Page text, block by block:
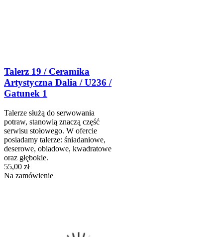
Talerz 19 / Ceramika
Artystyczna Dalia / U236 /
Gatunek 1
Talerze służą do serwowania
potraw, stanowią znaczą część
serwisu stołowego. W ofercie
posiadamy talerze: śniadaniowe,
deserowe, obiadowe, kwadratowe
oraz głębokie.
55,00 zł
Na zamówienie